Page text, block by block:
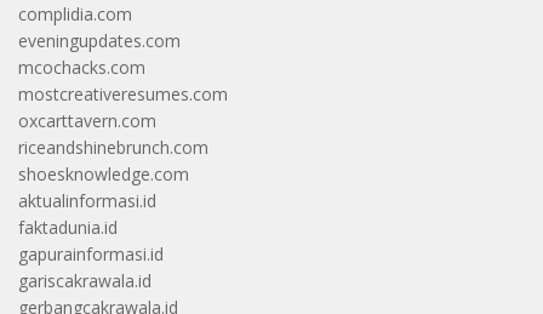
complidia.com
eveningupdates.com
mcochacks.com
mostcreativeresumes.com
oxcarttavern.com
riceandshinebrunch.com
shoesknowledge.com
aktualinformasi.id
faktadunia.id
gapurainformasi.id
gariscakrawala.id
gerbangcakrawala.id